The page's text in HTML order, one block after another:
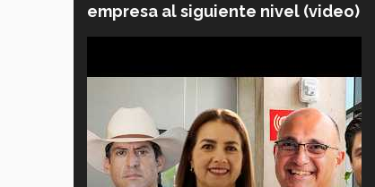
empresa al siguiente nivel (video)